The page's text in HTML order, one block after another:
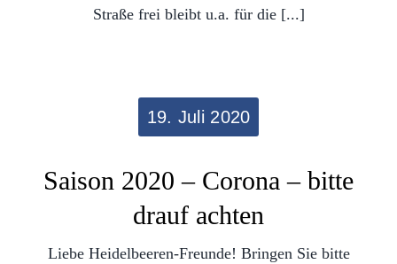
Straße frei bleibt u.a. für die [...]
19. Juli 2020
Saison 2020 – Corona – bitte
drauf achten
Liebe Heidelbeeren-Freunde! Bringen Sie bitte